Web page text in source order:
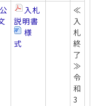
公
入札
説明書
様
式
≪
入
札
終
了
≫
令
和
3